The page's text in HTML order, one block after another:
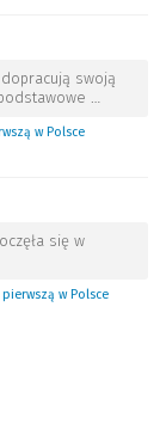
swoją
…
w Polsce
się w
w Polsce